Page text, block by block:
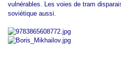
vulnérables. Les voies de tram
soviétique aussi.